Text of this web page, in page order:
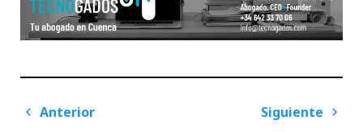
Navegación
Anterior
Siguiente